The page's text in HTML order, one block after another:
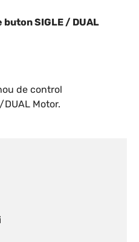
SIGLE / DUAL
de control
DUAL Motor.